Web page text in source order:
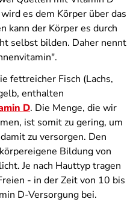
es dem Körper über das
kann der Körper es durch
selbst bilden. Daher nennt
fettreicher Fisch (Lachs,
enthalten
D. Die Menge, die wir
ist somit zu gering, um
zu versorgen. Den
Bildung von
Je nach Hauttyp tragen
- in der Zeit von 10 bis
D-Versorgung bei.